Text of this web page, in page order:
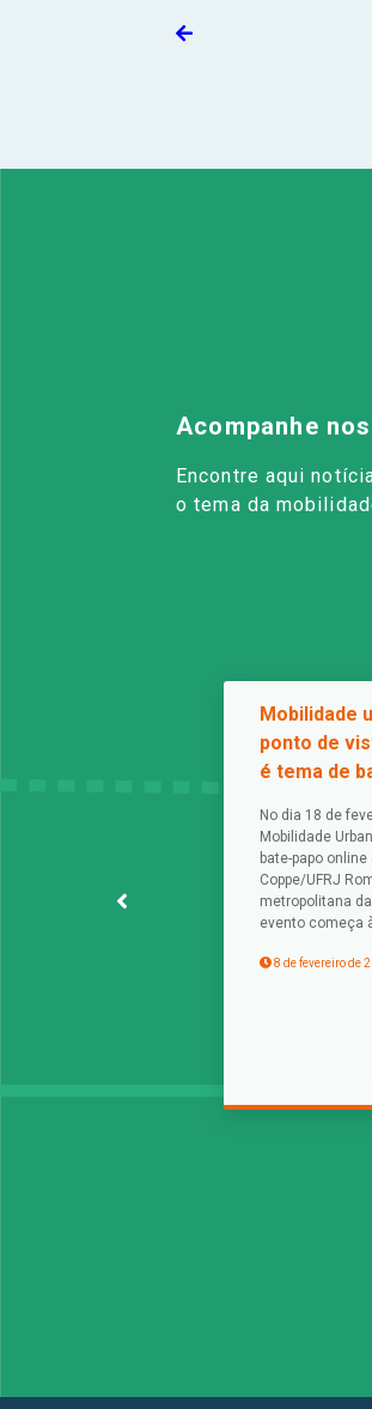
Acompanhe
Encontre aqui
o tema da
Mobilidade
ponto de
é tema de
No dia 18 de
Mobilidade
bate-papo
Coppe/UFRJ
metropolitana
evento começa
8 de fevereiro de